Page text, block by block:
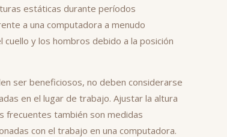
estáticas durante períodos
a una computadora a menudo
y los hombros debido a la posición
ser beneficiosos, no deben considerarse
en el lugar de trabajo. Ajustar la altura
frecuentes también son medidas
con el trabajo en una computadora.